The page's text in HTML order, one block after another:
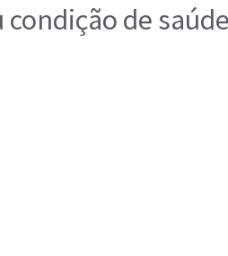
condição de